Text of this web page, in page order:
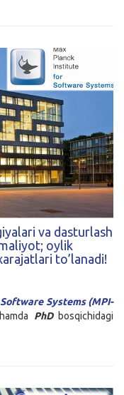
va dasturlash
oylik
to’lanadi!
Systems (MPI-
hamda PhDbosqichidagi